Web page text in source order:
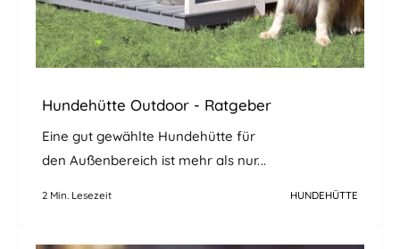
Hundehütte Outdoor - Ratgeber
Eine gut gewählte Hundehütte für
den Außenbereich ist mehr als nur...
2 Min. Lesezeit HUNDEHÜTTE